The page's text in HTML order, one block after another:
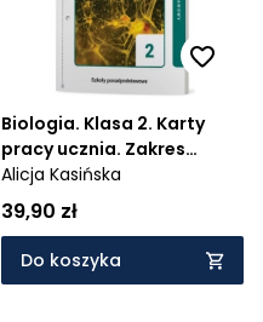
Biologia. Klasa 2. Karty
pracy ucznia. Zakres
podstawowy. Liceum i
technikum
Alicja Kasińska
39,90 zł
Do koszyka